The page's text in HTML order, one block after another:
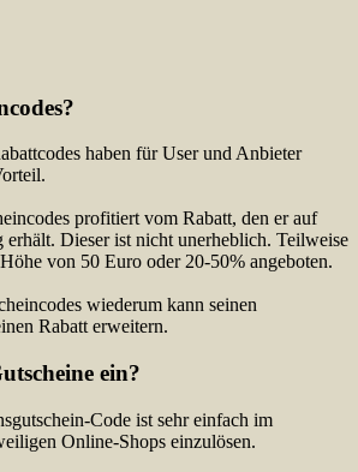
haben für User und Anbieter
profitiert vom Rabatt, den er auf
erhält. Dieser ist nicht unerheblich. Teilweise
von 50 Euro oder 20-50% angeboten.
wiederum kann seinen
Rabatt erweitern.
ein?
Code ist sehr einfach im
Online-Shops einzulösen.